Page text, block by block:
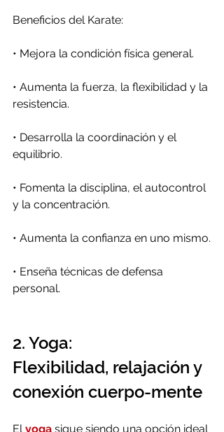
Beneficios del Karate:
• Mejora la condición física general.
• Aumenta la fuerza, la flexibilidad y la
resistencia.
• Desarrolla la coordinación y el
equilibrio.
• Fomenta la disciplina, el autocontrol
y la concentración.
• Aumenta la confianza en uno mismo.
• Enseña técnicas de defensa
personal.
2. Yoga:
Flexibilidad, relajación y
conexión cuerpo-mente
El yoga sigue siendo una opción ideal